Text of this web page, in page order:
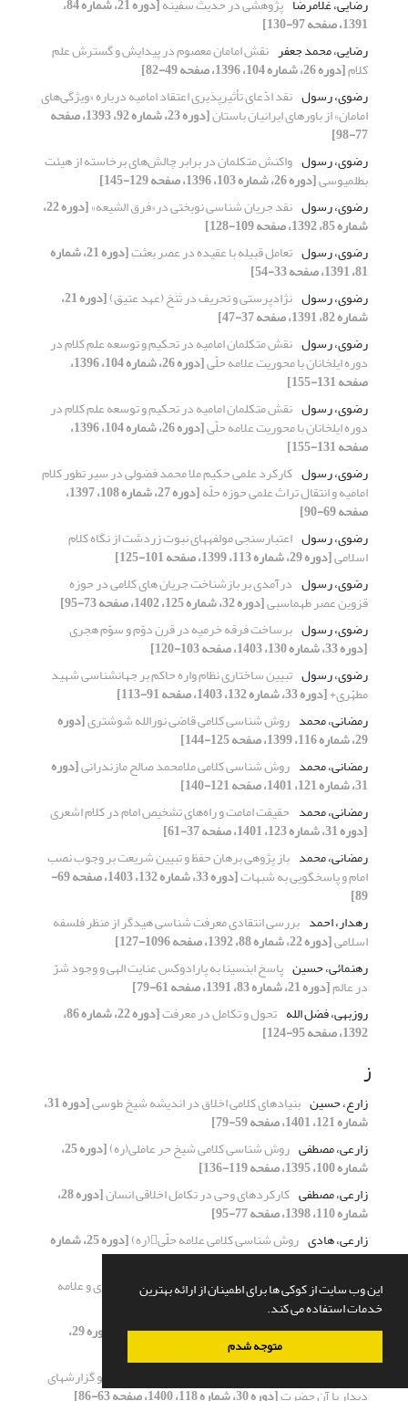
این وب سایت از کوکی ها برای اطمینان از ارائه بهترین
خدمات استفاده می کند.
متوجه شدم
1391، صفحه 97-130]
رضایی، محمد جعفر نقش امامان معصوم در پیدایش و گسترش علم
کلام[دوره 26، شماره 104، 1396، صفحه 49-82]
رضوی، رسول نقد ادّعای تأثیرپذیری اعتقاد امامیه درباره «ویژگی‌های
امامان» از باورهای ایرانیان باستان [دوره 23، شماره 92، 1393، صفحه
77-98]
رضوی، رسول واکنش متکلمان در برابر چالش‌های برخاسته از هیئت
بطلمیوسی[دوره 26، شماره 103، 1396، صفحه 129-145]
رضوی، رسول نقد جریان شناسی نوبختی در«فرق الشیعه» [دوره 22،
شماره 85، 1392، صفحه 109-128]
رضوی، رسول تعامل قبیله با عقیده در عصر بعثت [دوره 21، شماره
81، 1391، صفحه 33-54]
رضوی، رسول نژادپرستی و تحریف در تَنَخ (عهد عتیق) [دوره 21،
شماره 82، 1391، صفحه 37-47]
رضوی، رسول نقش متکلمان امامیه در تحکیم و توسعه علم کلام در
دوره ایلخانان با محوریت علامه حلّی [دوره 26، شماره 104، 1396،
صفحه 131-155]
رضوی، رسول نقش متکلمان امامیه در تحکیم و توسعه علم کلام در
دوره ایلخانان با محوریت علامه حلّی [دوره 26، شماره 104، 1396،
صفحه 131-155]
رضوی، رسول کارکرد علمی حکیم ملا محمد فضولی در سیر تطور کلام
امامیه و انتقال تراث علمی حوزه حلّه [دوره 27، شماره 108، 1397،
صفحه 69-90]
رضوی، رسول اعتبارسنجی مولفه‏های نبوت زردشت از نگاه کلام
اسلامی[دوره 29، شماره 113، 1399، صفحه 101-125]
رضوی، رسول درآمدی بر بازشناخت جریان‌ های کلامی در ‌حوزه
قزوین عصر طهماسبی[دوره 32، شماره 125، 1402، صفحه 73-95]
رضوی، رسول برساخت فرقه خرمیه در قرن دوّم و سوّم هجری
[دوره 33، شماره 130، 1403، صفحه 103-120]
رضوی، رسول
تبیین ساختاری نظام واره حاکم بر جهان‎شناسی شهید
مطهّری+[دوره 33، شماره 132، 1403، صفحه 91-113]
رمضانی، محمد روش شناسی کلامی قاضی نورالله شوشتری[دوره
29، شماره 116، 1399، صفحه 125-144]
رمضانی، محمد روش شناسی کلامی ملامحمد صالح مازندرانی[دوره
31، شماره 121، 1401، صفحه 121-140]
رمضانی، محمد حقیقت امامت و راه‌های تشخیص امام در کلام اشعری
[دوره 31، شماره 123، 1401، صفحه 37-61]
رمضانی، محمد باز پژوهی برهان حفظ و تبیین شریعت بر وجوب نصب
امام و پاسخگویی به شبهات [دوره 33، شماره 132، 1403، صفحه 69-
89]
رهدار، احمد بررسی انتقادی معرفت شناسی هیدگر از منظر فلسفه
اسلامی[دوره 22، شماره 88، 1392، صفحه 1096-127]
رهنمائی، حسین پاسخ ابن‏‏سینا به پارادوکس عنایت الهی و وجود شرّ
در عالم[دوره 21، شماره 83، 1391، صفحه 61-79]
روزبهی، فضل الله تحول و تکامل در معرفت [دوره 22، شماره 86،
1392، صفحه 95-124]
ز
زارع، حسین بنیادهای کلامی اخلاق در اندیشه شیخ طوسی [دوره 31،
شماره 121، 1401، صفحه 59-79]
زارعی، مصطفی روش شناسی کلامی شیخ حر عاملی(ره) [دوره 25،
شماره 100، 1395، صفحه 119-136]
زارعی، مصطفی کارکردهای وحی در تکامل اخلاقی انسان [دوره 28،
شماره 110، 1398، صفحه 77-95]
زارعی، هادی روش شناسی کلامی علامه حلّی(ره) [دوره 25، شماره
97، 1395، صفحه 147-165]
زارعی سمنگان، رضا اسم اعظم با تأکید بردیدگاه فخررازی و علامه
طباطبایی[دوره 25، شماره 98، 1395، صفحه 25-50]
زاهدی، محمد روش شناسی کلامی ملا رجبعلی تبریزی [دوره 29،
اثبات وجود امام زمان(علیه السلام) در پرتو گزارش‎های
دیدار با آن حضرت[دوره 30، شماره 118، 1400، صفحه 63-86]